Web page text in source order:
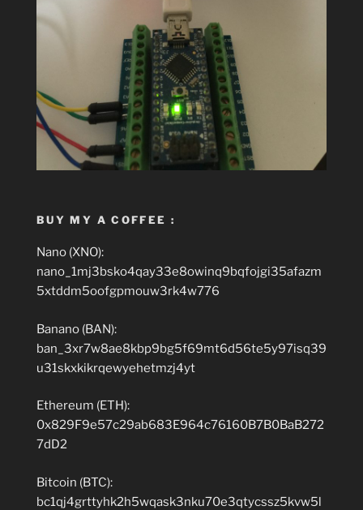
BUY MY A COFFEE :
Nano (XNO):
nano_1mj3bsko4qay33e8owinq9bqfojgi35afazm
5xtddm5oofgpmouw3rk4w776
Banano (BAN):
ban_3xr7w8ae8kbp9bg5f69mt6d56te5y97isq39
u31skxkikrqewyehetmzj4yt
Ethereum (ETH):
0x829F9e57c29ab683E964c76160B7B0BaB272
7dD2
Bitcoin (BTC):
bc1qj4grttyhk2h5wqask3nku70e3qtycssz5kvw5l